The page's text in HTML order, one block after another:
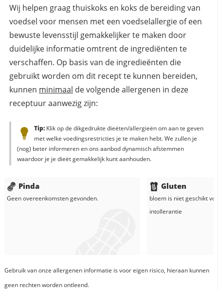
Wij helpen graag thuiskoks en koks de bereiding van
voedsel voor mensen met een voedselallergie of een
bewuste levensstijl gemakkelijker te maken door
duidelijke informatie omtrent de ingrediënten te
verschaffen. Op basis van de ingredieënten die
gebruikt worden om dit recept te kunnen bereiden,
kunnen minimaal de volgende allergenen in deze
receptuur aanwezig zijn:
Tip:Klik op de dikgedrukte dieëten/allergieën om aan te geven
met welke voedingsrestricties je te maken hebt. We zullen je
(nog) beter informeren en ons aanbod dynamisch afstemmen
waardoor je je dieët gemakkelijk kunt aanhouden.
Pinda
Geen overeenkomsten gevonden.
Gluten
bloemis niet geschikt
intollerantie
Gebruik van onze allergenen informatie is voor eigen risico, hieraan kunnen
geen rechten worden ontleend.